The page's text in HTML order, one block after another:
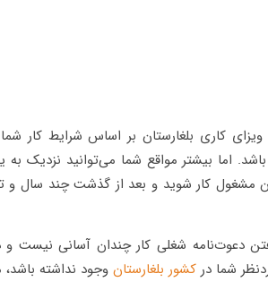
ویزای کاری بلغارستان بر اساس شرایط کار
اما بیشتر مواقع شما می‌توانید نزدیک
مشغول کار شوید و بعد از گذشت چند سال و
دعوت‌نامه شغلی کار چندان آسانی نیست
شما درکشور بلغارستان وجود نداشته